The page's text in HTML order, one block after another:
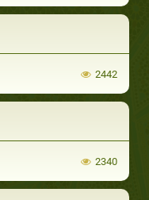
2442
2340